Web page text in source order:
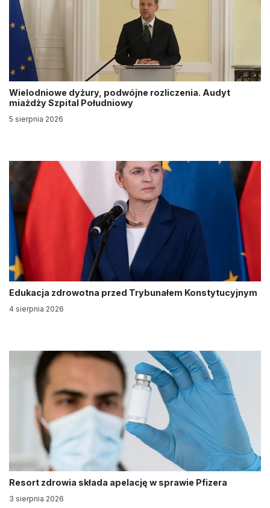
Wielodniowe dyżury, podwójne rozliczenia. Audyt
miażdży Szpital Południowy
5 sierpnia 2026
Edukacja zdrowotna przed Trybunałem Konstytucyjnym
4 sierpnia 2026
Resort zdrowia składa apelację w sprawie Pfizera
3 sierpnia 2026